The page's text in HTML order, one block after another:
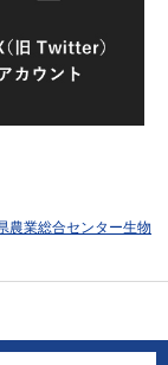
農業総合センター生物